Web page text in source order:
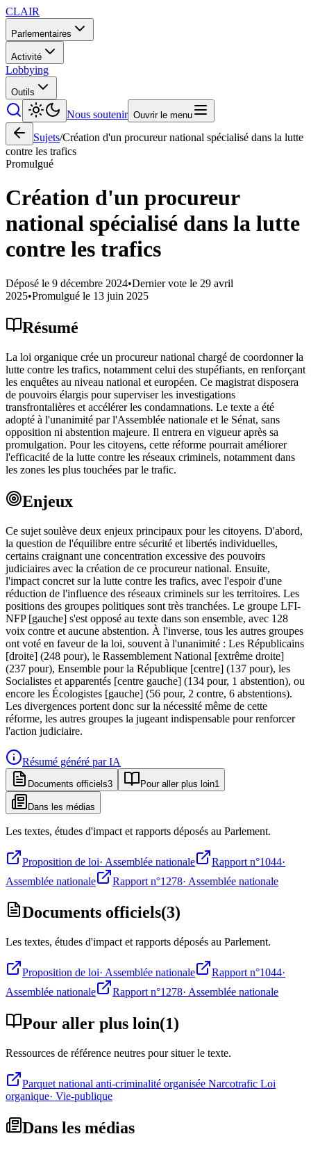
CLAIR
Parlementaires
Activité
Lobbying
Outils
Nous soutenir Ouvrir le menu
Sujets/Création d'un procureur national spécialisé dans la lutte
contre les trafics
Promulgué
Création d'un procureur
national spécialisé dans la lutte
contre les trafics
Déposé le 9 décembre 2024•Dernier vote le 29 avril
2025•Promulgué le 13 juin 2025
Résumé
La loi organique crée un procureur national chargé de coordonner la
lutte contre les trafics, notamment celui des stupéfiants, en renforçant
les enquêtes au niveau national et européen. Ce magistrat disposera
de pouvoirs élargis pour superviser les investigations
transfrontalières et accélérer les condamnations. Le texte a été
adopté à l'unanimité par l'Assemblée nationale et le Sénat, sans
opposition ni abstention majeure. Il entrera en vigueur après sa
promulgation. Pour les citoyens, cette réforme pourrait améliorer
l'efficacité de la lutte contre les réseaux criminels, notamment dans
les zones les plus touchées par le trafic.
Enjeux
Ce sujet soulève deux enjeux principaux pour les citoyens. D'abord,
la question de l'équilibre entre sécurité et libertés individuelles,
certains craignant une concentration excessive des pouvoirs
judiciaires avec la création de ce procureur national. Ensuite,
l'impact concret sur la lutte contre les trafics, avec l'espoir d'une
réduction de l'influence des réseaux criminels sur les territoires. Les
positions des groupes politiques sont très tranchées. Le groupe LFI-
NFP [gauche] s'est opposé au texte dans son ensemble, avec 128
voix contre et aucune abstention. À l'inverse, tous les autres groupes
ont voté en faveur de la loi, souvent à l'unanimité : Les Républicains
[droite] (248 pour), le Rassemblement National [extrême droite]
(237 pour), Ensemble pour la République [centre] (137 pour), les
Socialistes et apparentés [centre gauche] (134 pour, 1 abstention), ou
encore les Écologistes [gauche] (56 pour, 2 contre, 6 abstentions).
Les divergences portent donc sur la nécessité même de cette
réforme, les autres groupes la jugeant indispensable pour renforcer
l'action judiciaire.
Résumé généré par IA
Documents officiels3 Pour aller plus loin1
Dans les médias
Les textes, études d'impact et rapports déposés au Parlement.
Proposition de loi· Assemblée nationale Rapport n°1044·
Assemblée nationale
Rapport n°1278· Assemblée nationale
Documents officiels(3)
Les textes, études d'impact et rapports déposés au Parlement.
Proposition de loi· Assemblée nationale Rapport n°1044·
Assemblée nationale
Rapport n°1278· Assemblée nationale
Pour aller plus loin(1)
Ressources de référence neutres pour situer le texte.
Parquet national anti-criminalité organisée Narcotrafic Loi
organique· Vie-publique
Dans les médias